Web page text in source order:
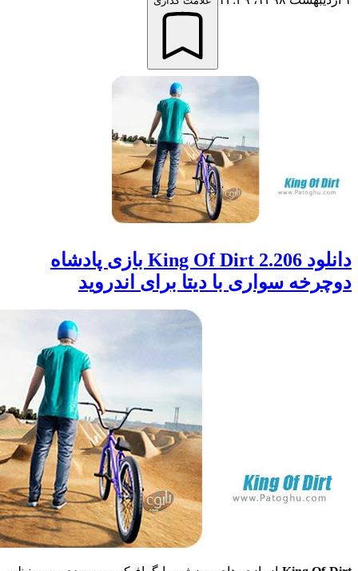
دانلود King Of Dirt 2.206 بازی پادشاه
سواری با دیتا برای اندروید